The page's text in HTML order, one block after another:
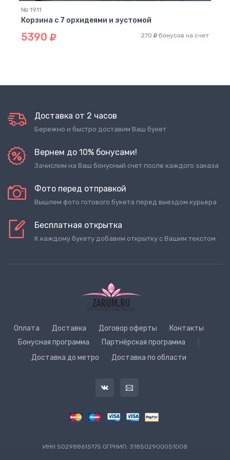
№ 1911
Корзина с 7 орхидеями и эустомой
5390 270 бонусов на счет
Доставка от 2 часов
Бережно и быстро доставим Ваш букет
Вернем до 10% бонусами!
Зачислим на Ваш бонусный счет после каждого заказа
Фото перед отправкой
Вышлем фото готового букета перед выездом курьера
Бесплатная открытка
К каждому букету добавим открытку с Вашим текстом
Оплата Доставка Договор оферты
Контакты
Бонусная программа
Партнёрская программа
Доставка до метро Доставка по области
ИНН 502988615175 ОГРНИП: 318502900051008